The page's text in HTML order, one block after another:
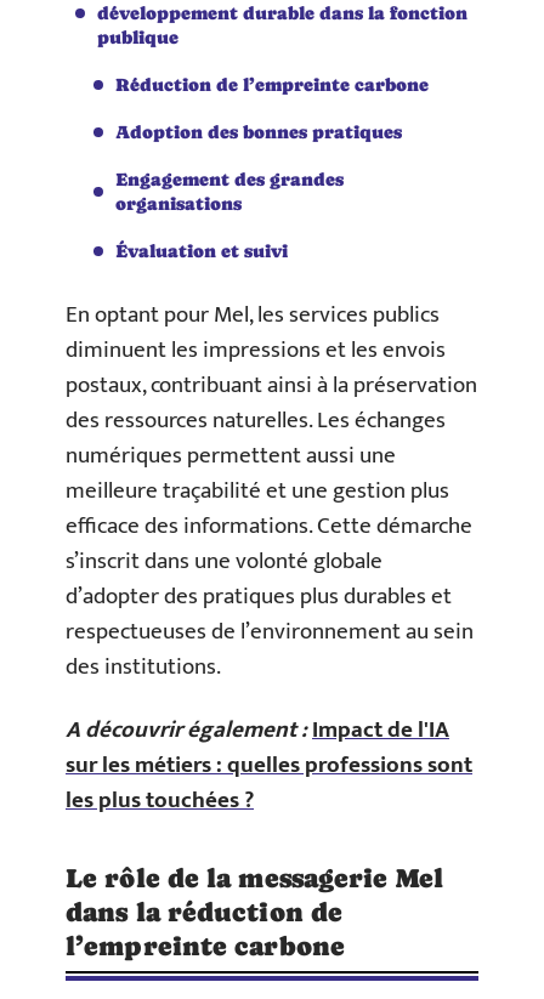
développement durable dans la fonction
publique
Réduction de l’empreinte carbone
Adoption des bonnes pratiques
Engagement des grandes
organisations
Évaluation et suivi
En optant pour Mel, les services publics
diminuent les impressions et les envois
postaux, contribuant ainsi à la préservation
des ressources naturelles. Les échanges
numériques permettent aussi une
meilleure traçabilité et une gestion plus
efficace des informations. Cette démarche
s’inscrit dans une volonté globale
d’adopter des pratiques plus durables et
respectueuses de l’environnement au sein
des institutions.
A découvrir également :Impact de l'IA
sur les métiers : quelles professions sont
les plus touchées ?
Le rôle de la messagerie Mel
dans la réduction de
l’empreinte carbone